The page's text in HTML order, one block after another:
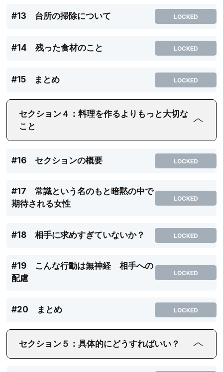
#13 台所の掃除について LOCKED
#14 残った食材のこと LOCKED
#15 まとめ LOCKED
セクション４：料理を作るよりもっと大切な
こと
#16 セクションの概要 LOCKED
#17 常識という名のもと暗黙の中で
期待される女性
LOCKED
#18 相手に求めすぎていないか？ LOCKED
#19 こんな行動は無神経 相手への
配慮
LOCKED
#20 まとめ LOCKED
セクション５：具体的にどうすればいい？